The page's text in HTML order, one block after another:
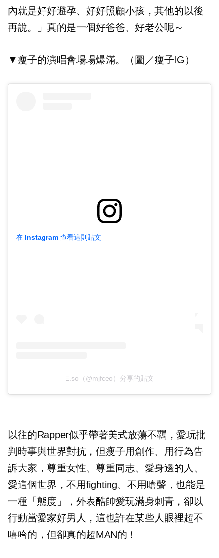
內就是好好避孕、好好照顧小孩，其他的以後
再說。」真的是一個好爸爸、好老公呢～
▼瘦子的演唱會場場爆滿。（圖／瘦子IG）
在 Instagram 查看這則貼文
E.so（@mjfceo）分享的貼文
以往的Rapper似乎帶著美式放蕩不羈，愛玩批
判時事與世界對抗，但瘦子用創作、用行為告
訴大家，尊重女性、尊重同志、愛身邊的人、
愛這個世界，不用fighting、不用嗆聲，也能是
一種「態度」，外表酷帥愛玩滿身刺青，卻以
行動當愛家好男人，這也許在某些人眼裡超不
嘻哈的，但卻真的超MAN的！